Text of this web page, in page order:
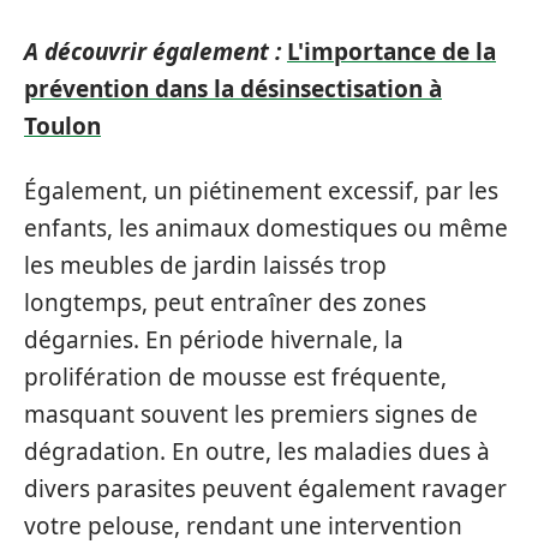
A découvrir également : L'importance de la
prévention dans la désinsectisation à
Toulon
Également, un piétinement excessif, par les
enfants, les animaux domestiques ou même
les meubles de jardin laissés trop
longtemps, peut entraîner des zones
dégarnies. En période hivernale, la
prolifération de mousse est fréquente,
masquant souvent les premiers signes de
dégradation. En outre, les maladies dues à
divers parasites peuvent également ravager
votre pelouse, rendant une intervention